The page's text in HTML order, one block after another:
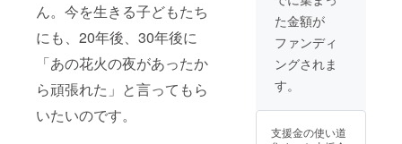
ん。今を生きる子どもたち
にも、20年後、30年後に
「あの花火の夜があったか
ら頑張れた」と言ってもら
いたいのです。
※ お名前は
「ニックネー
ム」または「本
欄でご希望いた
だけます。 ※ 声
優はAI音声 or 提
携声優による録
音です
須野ののはが、
あなたのお名前
ら感謝の気持ち
を伝える特別な
をお届けしま
mp3ファイル 提
ルバム デジタル
ミニアルバム
（3〜4曲） メモ
子書籍） アルバ
ム「ふるさとの
風景」完全版
（mp3＋PDF
ブックレット）
た金額が
ファンディ
ングされま
す。
支援金の使い道